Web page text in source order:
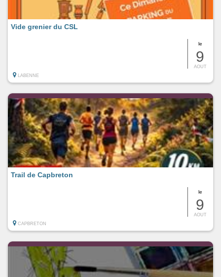
le
9
AOUT
Vide grenier du CSL
LABENNE
le
9
AOUT
Trail de Capbreton
CAPBRETON